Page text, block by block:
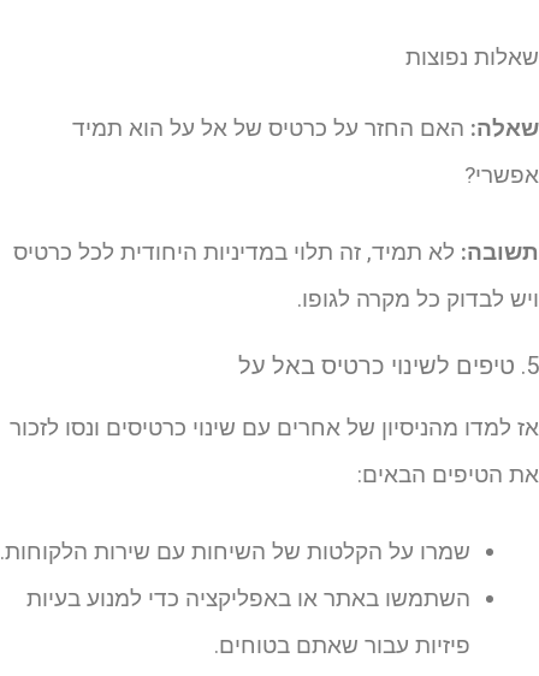
נפוצות
האם החזר על כרטיס של אל על הוא תמיד
לא תמיד, זה תלוי במדיניות היחודית לכל כרטיס
לבדוק כל מקרה לגופו.
באל על
למדו מהניסיון של אחרים עם שינוי כרטיסים ונסו לזכור
הטיפים הבאים:
שמרו על הקלטות של השיחות עם שירות הלקוחות.
השתמשו באתר או באפליקציה כדי למנוע בעיות
פיזיות עבור שאתם בטוחים.